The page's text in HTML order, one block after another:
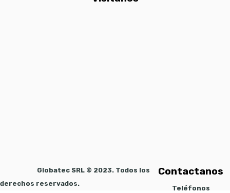
Contactanos
Teléfonos
Globatec SRL © 2023. Todos los
derechos reservados.